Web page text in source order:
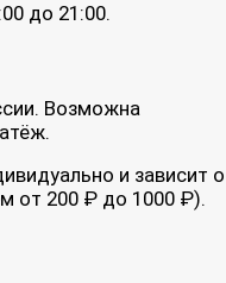
до 21:00.
Возможна
и зависит
от 200 ₽ до 1000 ₽).